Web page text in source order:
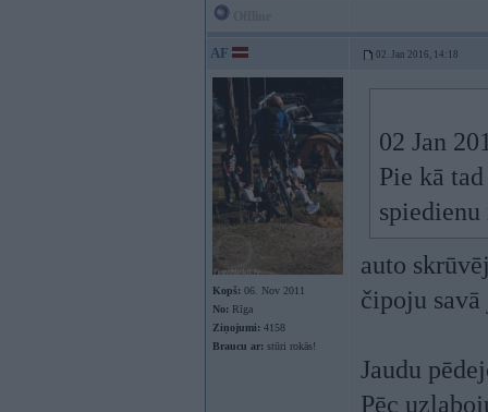
AF 02. Jan 2016, 14:18
Kopš: 06. Nov 2011
No: Rīga
Ziņojumi: 4158
Braucu ar: stūri rokās!
02 Jan
Pie kā
spiedienu
auto
čipoju savā
Jaudu
Pēc